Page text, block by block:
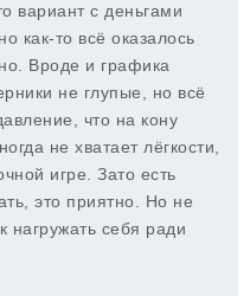
вариант с деньгами
как-то всё оказалось
Вроде и графика
не глупые, но всё
что на кону
не хватает лёгкости,
игре. Зато есть
это приятно. Но не
нагружать себя ради